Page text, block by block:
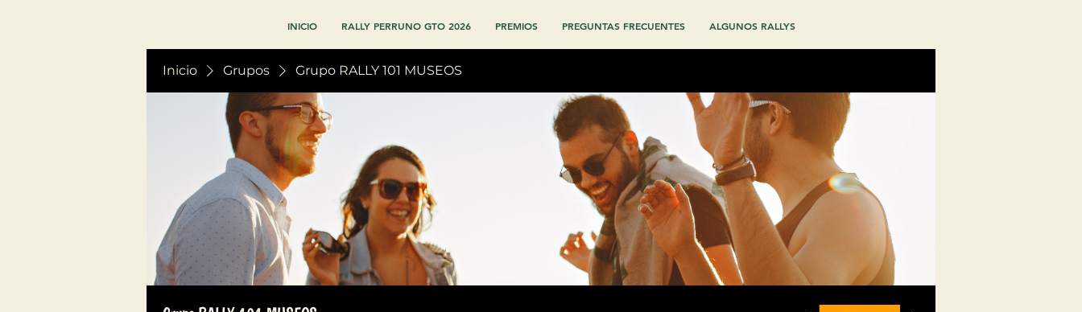
INICIO RALLY PERRUNO GTO 2026 PREMIOS PREGUNTAS FRECUENTES ALGUNOS RALLYS
Inicio Grupos Grupo RALLY 101 MUSEOS